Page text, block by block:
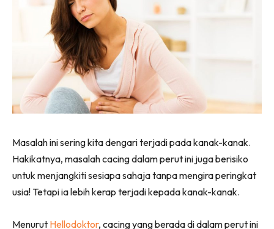
Masalah ini sering kita dengari terjadi pada kanak-kanak.
Hakikatnya, masalah cacing dalam perut ini juga berisiko
untuk menjangkiti sesiapa sahaja tanpa mengira peringkat
usia! Tetapi ia lebih kerap terjadi kepada kanak-kanak.
Menurut Hellodoktor, cacing yang berada di dalam perut ini